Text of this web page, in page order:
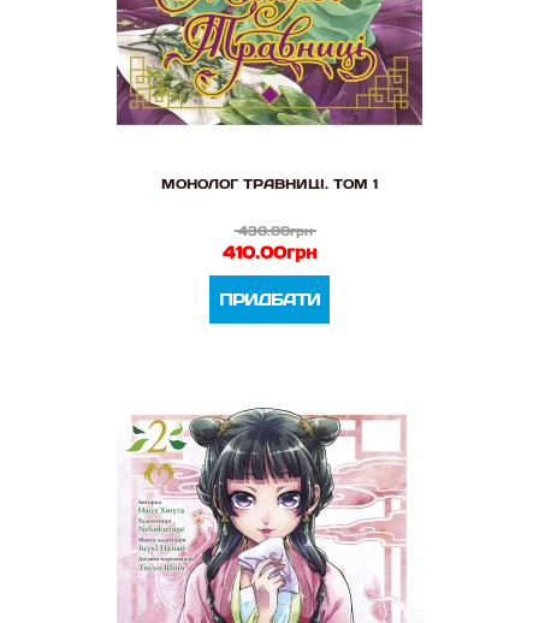
МОНОЛОГ ТРАВНИЦІ. ТОМ 1
430.00грн
410.00грн
ПРИДБАТИ